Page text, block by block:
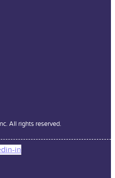
All rights reserved.
in